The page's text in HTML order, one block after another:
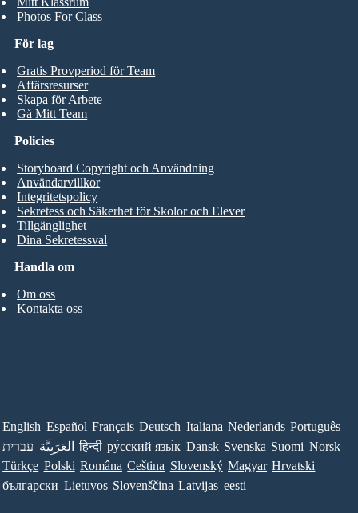
Photos For Class
För lag
Gratis Provperiod för Team
Affärsresurser
Skapa för Arbete
Gå Mitt Team
Handla om
Om oss
Kontakta oss
Policies
Storyboard Copyright och Användning
Användarvillkor
Integritetspolicy
Sekretess och Säkerhet för Skolor och Elever
Tillgänglighet
Dina Sekretessval
English Español Français Deutsch Italiana Nederlands Português
עברית العَرَبِيَّة हिन्दी ру́сский язы́к Dansk Svenska Suomi Norsk
Türkçe Polski Româna Ceština Slovenský Magyar Hrvatski
български Lietuvos Slovenščina Latvijas eesti